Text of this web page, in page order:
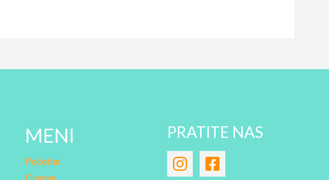
MENI
Početna
PRATITE NAS